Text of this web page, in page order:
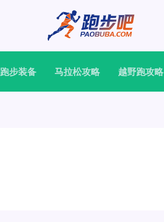
跑步装备 马拉松攻略 越野跑攻略